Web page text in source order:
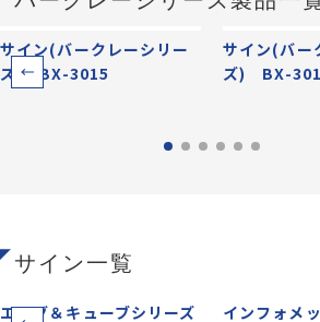
サイン(バークレーシリー
ズ) BX-3015
サイン(バー
ズ) BX-
サイン一覧
エッグ＆キューブシリーズ インフォメ